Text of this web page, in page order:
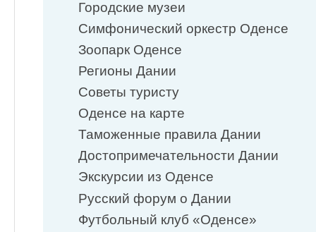
Городские музеи
Симфонический оркестр Оденсе
Зоопарк Оденсе
Регионы Дании
Советы туристу
Оденсе на карте
Таможенные правила Дании
Достопримечательности Дании
Экскурсии из Оденсе
Русский форум о Дании
Футбольный клуб «Оденсе»